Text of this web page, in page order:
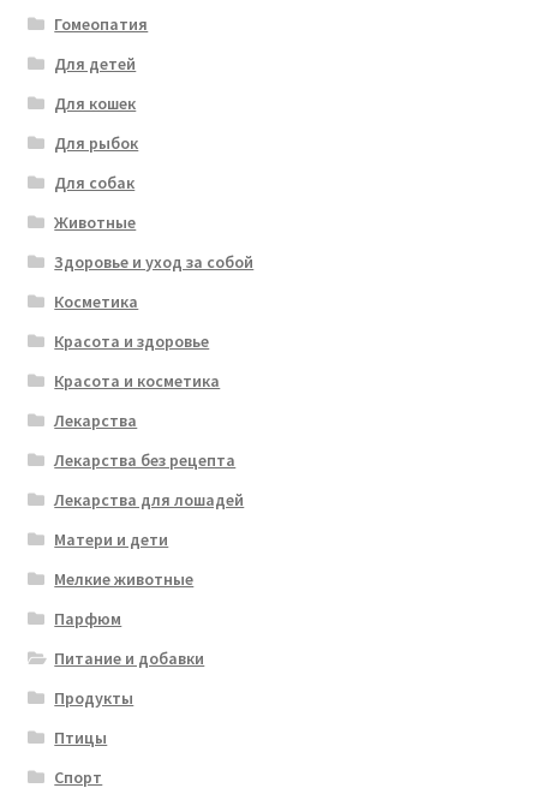
Гомеопатия
Для детей
Для кошек
Для рыбок
Для собак
Животные
Здоровье и уход за собой
Косметика
Красота и здоровье
Красота и косметика
Лекарства
Лекарства без рецепта
Лекарства для лошадей
Матери и дети
Мелкие животные
Парфюм
Питание и добавки
Продукты
Птицы
Спорт